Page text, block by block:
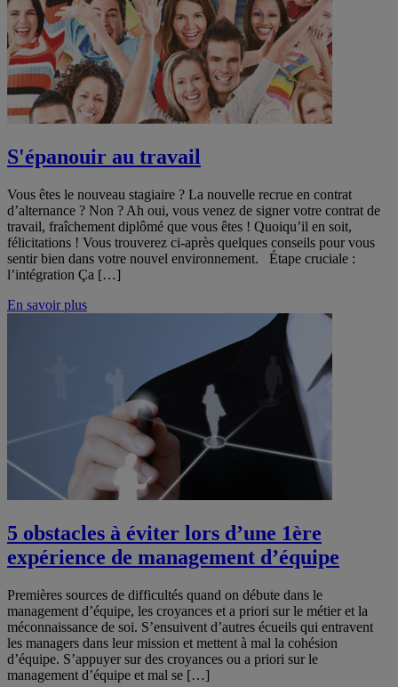
S'épanouir au travail
Vous êtes le nouveau stagiaire ? La nouvelle recrue en contrat
d’alternance ? Non ? Ah oui, vous venez de signer votre contrat de
travail, fraîchement diplômé que vous êtes ! Quoiqu’il en soit,
félicitations ! Vous trouverez ci-après quelques conseils pour vous
sentir bien dans votre nouvel environnement. Étape cruciale :
l’intégration Ça […]
En savoir plus
5 obstacles à éviter lors d’une 1ère
expérience de management d’équipe
Premières sources de difficultés quand on débute dans le
management d’équipe, les croyances et a priori sur le métier et la
méconnaissance de soi. S’ensuivent d’autres écueils qui entravent
les managers dans leur mission et mettent à mal la cohésion
d’équipe. S’appuyer sur des croyances ou a priori sur le
management d’équipe et mal se […]